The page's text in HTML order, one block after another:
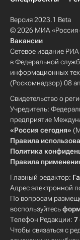
Версия 2023.1 Beta
© 2026 МИА «Россия
Вакансии
Сетевое издание
в Федеральной
информационных
(Роскомнадзор) 08
Свидетельство о
Учредитель:
предприятие
«Россия сегодня»
Правила
Политика
Правила
Главный редактор:
Адрес электронной
По вопросам
воспользуйтесь
Телефон Редакции: 7
Чтобы связаться с